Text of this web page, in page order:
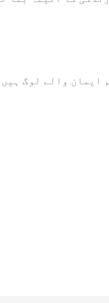
ایمان والے لوگ ہیں۔